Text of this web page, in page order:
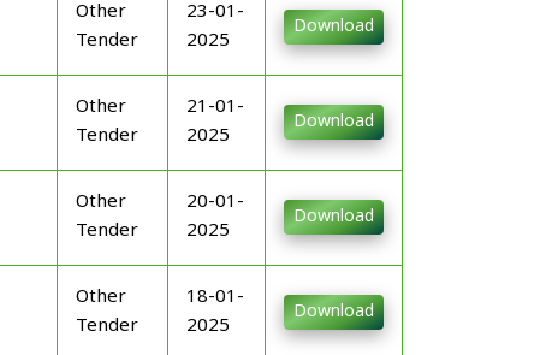
Other
Tender
23-01-
2025
Download
Other
Tender
21-01-
2025
Download
Other
Tender
20-01-
2025
Download
Other
Tender
18-01-
2025
Download